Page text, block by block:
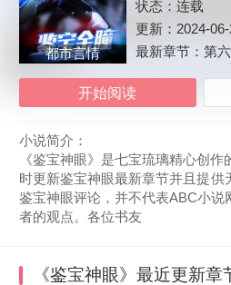
都市言情
状态：连载
更新： 2024-
最新章节：第
开始阅读
小说简介：
《鉴宝神眼》是七宝琉璃精心创
时更新鉴宝神眼最新章节并且提供
鉴宝神眼评论，并不代表ABC小说
者的观点。各位书友
《鉴宝神眼》 最近更新章